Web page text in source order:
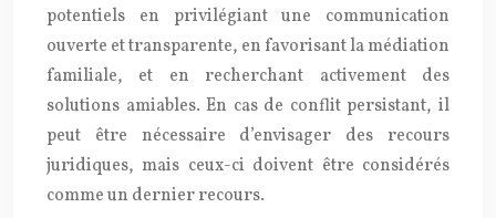
potentiels en privilégiant une communication
ouverte et transparente, en favorisant la médiation
familiale, et en recherchant activement des
solutions amiables. En cas de conflit persistant, il
peut être nécessaire d’envisager des recours
juridiques, mais ceux-ci doivent être considérés
comme un dernier recours.